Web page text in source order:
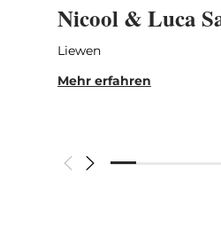
Nicool & Luca
Liewen
Mehr erfahren